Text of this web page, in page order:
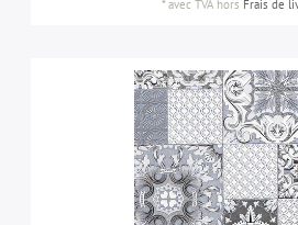
*avec TVAhors Frais de